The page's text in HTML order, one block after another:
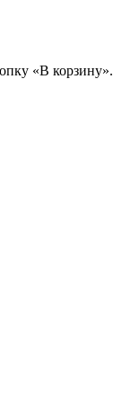
«В корзину».